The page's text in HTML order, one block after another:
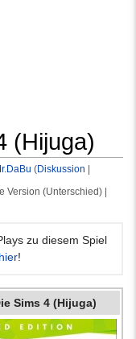
(Hijuga)
(Diskussion
(Unterschied) |
zu diesem Spiel
hier!
Sims 4 (Hijuga)